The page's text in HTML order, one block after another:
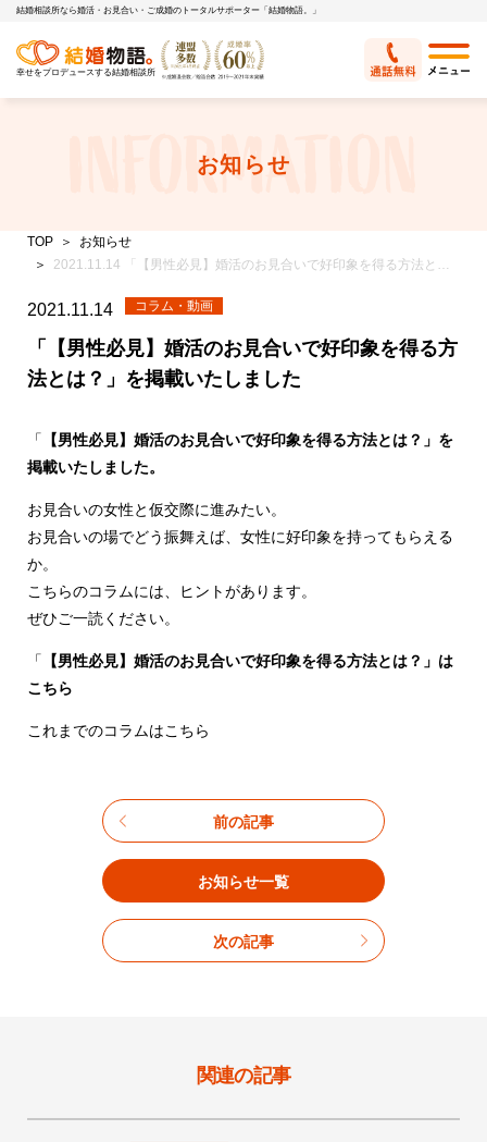
結婚相談所なら婚活・お見合い・ご成婚のトータルサポーター「結婚物語。」
幸せをプロデュースする結婚相談所
お知らせ
TOP
お知らせ
2021.11.14 「【男性必見】婚活のお見合いで好印象を得る方法とは？」を掲載いたしました
2021.11.14
「【男性必見】婚活のお見合いで好印象を得る方
法とは？」を掲載いたしました
コラム・動画
「 【男性必見】婚活のお見合いで好印象を得る方法とは？」を
掲載いたしました。
お見合いの女性と仮交際に進みたい。
お見合いの場でどう振舞えば、女性に好印象を持ってもらえる
か。
こちらのコラムには、ヒントがあります。
ぜひご一読ください。
「 【男性必見】婚活のお見合いで好印象を得る方法とは？」は
こちら
これまでのコラムはこちら
前の記事
お知らせ一覧
次の記事
関連の記事